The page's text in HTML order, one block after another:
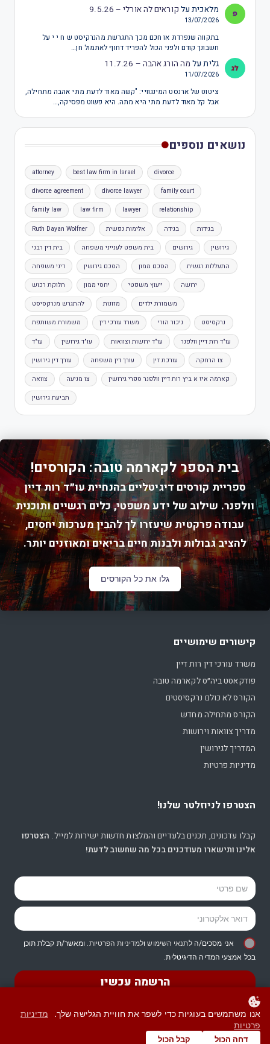
מלאכיתעל קוראים לה אורלי – 9.5.26
13/07/2026
בתקווה שנפרדת או חכם מכך התגרשת מהנרקיסט ש ח י י על
חשבונך קודם ולפני הכול להפריד דחוף לאתמול חן…
גליתעל מה הורג אהבה – 11.7.26
11/07/2026
ציטוט של ארנסט המינגוויי: "קשה מאוד לדעת מתי אהבה מתחילה,
אבל קל מאוד לדעת מתי היא מתה. היא פשוט מפסיקה,…
נושאים נוספים
attorney best law firm in Israel divorce
divorce agreement divorce lawyer family court
family law law firm lawyer relationship
Ruth Dayan Wolfner אלימות נפשית בגידה בגידות
בית דין רבני בית משפט לענייני משפחה גירושים גירושין
דיני משפחה הסכם גירושין הסכם ממון התעללות רגשית
חלוקת רכוש יחסי ממון ייעוץ משפטי ירושה
להתגרש מנרקסיסט מזונות משמורת ילדים
משמורת משותפת משרד עורכי דין ניכור הורי נרקסיסט
עו"ד עו"ד גירושין עו"ד ירושות וצוואות עו"ד רות דיין וולפנר
עורך דין גירושין עורך דין משפחה עורכת דין צו הרחקה
צוואה צו מניעה קארמה איז א ביץ רות דיין וולפנר ספרי גירושין
תביעת גירושין
בית הספר לקארמה טובה: הקורסים!
ספריית קורסים דיגיטליים בהנחיית עו״ד רות דיין
וולפנר. שילוב של ידע משפטי, כלים רגשיים ותוכנית
עבודה פרקטית שיעזרו לך להבין מערכות יחסים,
להציב גבולות ולבנות חיים בריאים ומאוזנים יותר.
גלו את כל הקורסים
קישורים שימושיים
משרד עורכי דין רות דיין
פודקאסט ביה״ס לקארמה טובה
הקורס לא כולם נרקסיסטים
הקורס מתחילה מחדש
מדריך צוואות וירושות
המדריך לגירושין
מדיניות פרטיות
הצטרפו לניוזלטר שלנו!
קבלו עדכונים, תכנים בלעדיים והמלצות חדשות ישירות למייל. הצטרפו
אלינו ותישארו מעודכנים בכל מה שחשוב לדעת!
אני מסכים/ה לתנאי השימושולמדיניות הפרטיות. ומאשר/ת קבלת תוכן
בכל אמצעי המדיה הדיגיטלית.
הרשמה עכשיו
© כל הזכויות שמורות -
אנו משתמשים בעוגיות כדי לשפר את חוויית הגלישה שלך.
מדיניות
פרטיות
דחה הכול קבל הכול